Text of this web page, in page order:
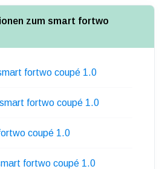
zum smart fortwo
fortwo coupé 1.0
fortwo coupé 1.0
coupé 1.0
fortwo coupé 1.0